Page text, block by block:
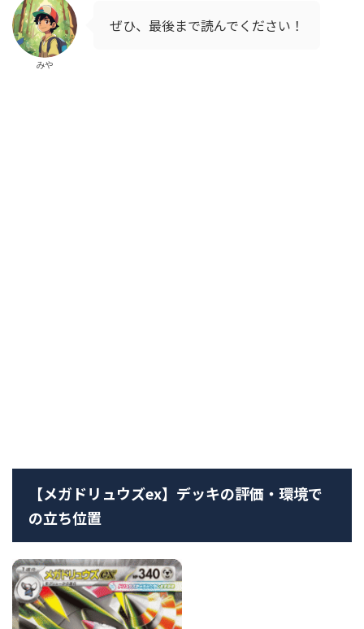
みや
ぜひ、最後まで読んでください！
【メガドリュウズex】デッキの評価・環境で
の立ち位置